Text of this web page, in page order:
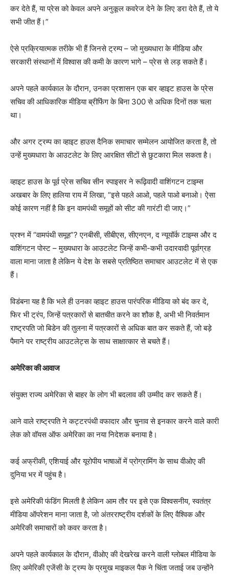
कर देते हैं, या प्रेस को केवल अपने अनुकूल कवरेज देने के लिए डरा देते हैं, तो ये
सभी जीत हैं।”
ऐसे प्रक्रियात्मक तरीके भी हैं जिनसे ट्रम्प – जो मुख्यधारा के मीडिया और
सरकारी संस्थानों में विश्वास की कमी के कारण भागे – प्रेस से लड़ सकते हैं।
अपने पहले कार्यकाल के दौरान, उनका प्रशासन एक बार व्हाइट हाउस के प्रेस
सचिव की आधिकारिक मीडिया ब्रीफिंग के बिना 300 से अधिक दिनों तक चला
था।
और अगर ट्रम्प का व्हाइट हाउस दैनिक समाचार सम्मेलन आयोजित करता है, तो
उन्हें मुख्यधारा के आउटलेट के लिए आरक्षित सीटों से छुटकारा मिल सकता है।
व्हाइट हाउस के पूर्व प्रेस सचिव सीन स्पाइसर ने रूढ़िवादी वाशिंगटन टाइम्स
अखबार के लिए हालिया राय में लिखा, “इसे पहले आओ, पहले पाओ बनाओ। ऐसा
कोई कारण नहीं है कि इन वामपंथी समूहों को सीट की गारंटी दी जाए।”
प्रश्न में “वामपंथी समूह”? एनबीसी, सीबीएस, सीएनएन, द न्यूयॉर्क टाइम्स और द
वाशिंगटन पोस्ट – मुख्यधारा के आउटलेट जिन्हें कभी-कभी उदारवादी पूर्वाग्रह
वाला माना जाता है लेकिन ये देश के सबसे प्रतिष्ठित समाचार आउटलेट में से एक
हैं।
विडंबना यह है कि भले ही उनका व्हाइट हाउस पारंपरिक मीडिया को बंद कर दे,
फिर भी ट्रंप, जिन्हें पत्रकारों से बातचीत करने का शौक है, अभी भी निवर्तमान
राष्ट्रपति जो बिडेन की तुलना में पत्रकारों से अधिक बात कर सकते हैं, जो बड़े
पैमाने पर राष्ट्रीय आउटलेट्स के साथ साक्षात्कार से बचते हैं।
अमेरिका की आवाज
संयुक्त राज्य अमेरिका से बाहर के लोग भी बदलाव की उम्मीद कर सकते हैं।
आने वाले राष्ट्रपति ने कट्टरपंथी वफादार और चुनाव से इनकार करने वाले कारी
लेक को वॉयस ऑफ अमेरिका का नया निदेशक बनाया है।
कई अफ्रीकी, एशियाई और यूरोपीय भाषाओं में प्रोग्रामिंग के साथ वीओए की
दुनिया भर में पहुंच है।
इसे अमेरिकी फंडिंग मिलती है लेकिन आम तौर पर इसे एक विश्वसनीय, स्वतंत्र
मीडिया ऑपरेशन माना जाता है, जो अंतरराष्ट्रीय दर्शकों के लिए वैश्विक और
अमेरिकी समाचारों को कवर करता है।
अपने पहले कार्यकाल के दौरान, वीओए की देखरेख करने वाली ग्लोबल मीडिया के
लिए अमेरिकी एजेंसी के ट्रम्प के प्रमुख माइकल पैक ने चिंता जताई जब उन्होंने